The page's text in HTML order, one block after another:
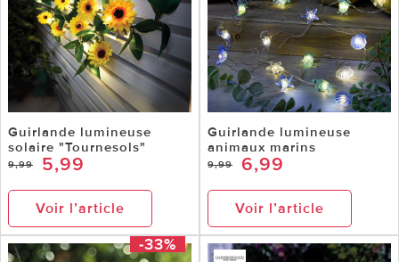
Guirlande lumineuse
solaire "Tournesols"
9,99 5,99
Voir l’article
Guirlande lumineuse
animaux marins
9,99 6,99
Voir l’article
-33%